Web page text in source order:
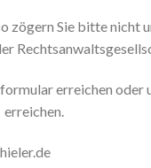
zögern Sie bitte nicht
erreichen
erreichen.